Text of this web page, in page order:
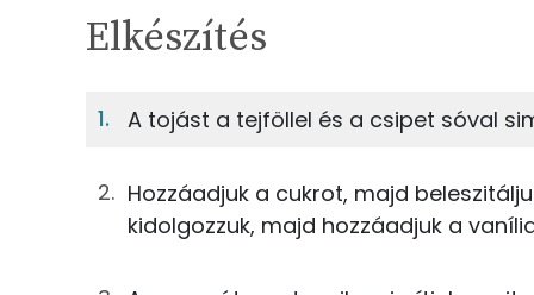
63gfinomliszt
TÁPANYAGTARTALOM
Elkészítés
A tojást a tejföllel és a csipet sóval
Hozzáadjuk a cukrot, majd
kidolgozzuk, majd hozzáadjuk a